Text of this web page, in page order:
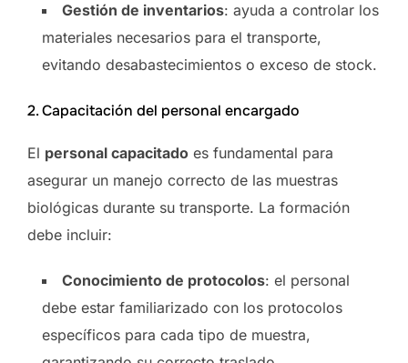
Gestión de inventarios: ayuda a controlar los
materiales necesarios para el transporte,
evitando desabastecimientos o exceso de stock.
2. Capacitación del personal encargado
El personal capacitado es fundamental para
asegurar un manejo correcto de las muestras
biológicas durante su transporte. La formación
debe incluir:
Conocimiento de protocolos: el personal
debe estar familiarizado con los protocolos
específicos para cada tipo de muestra,